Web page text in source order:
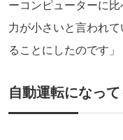
ーコンピューターに
力が小さいと言われ
ることにしたのです」
自動運転になっ